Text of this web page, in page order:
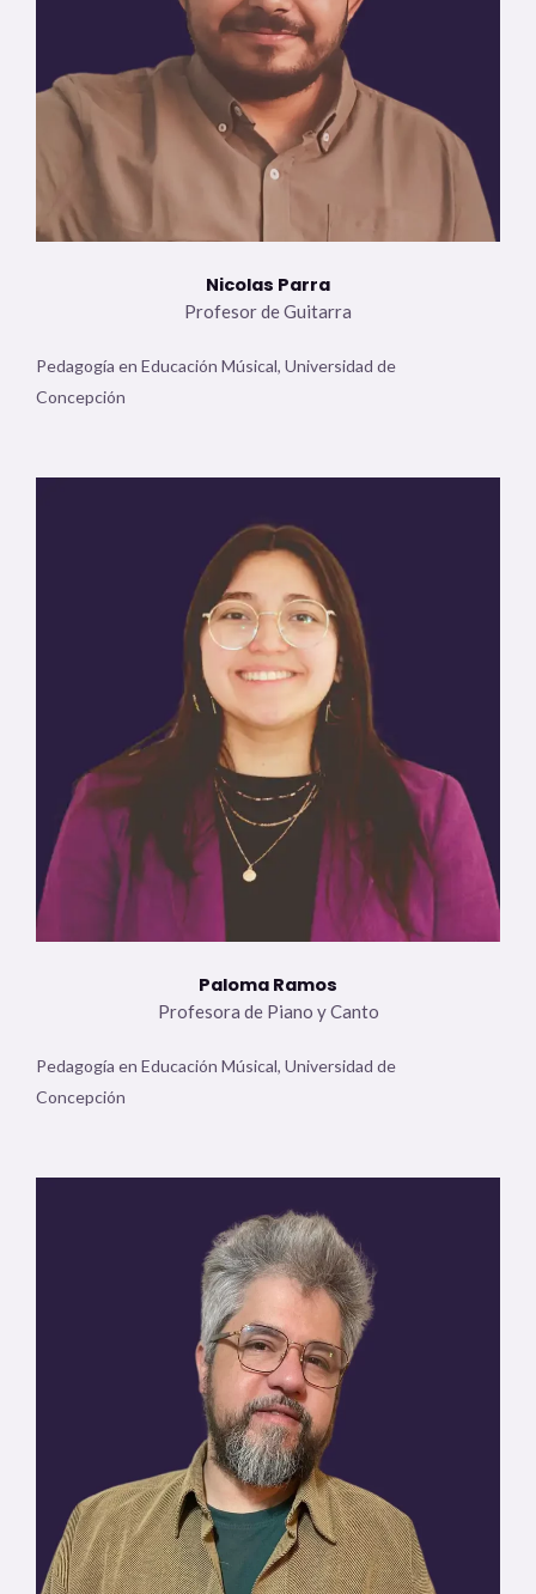
Nicolas Parra
Profesor de Guitarra
Pedagogía en Educación Músical, Universidad de
Concepción
Paloma Ramos
Profesora de Piano y Canto
Pedagogía en Educación Músical, Universidad de
Concepción